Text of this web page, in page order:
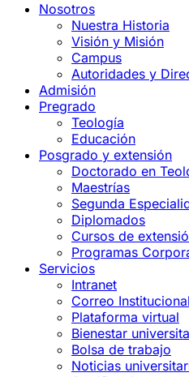
Nosotros
Nuestra Historia
Visión y Misión
Campus
Autoridades y
Admisión
Pregrado
Teología
Educación
Posgrado y extensión
Doctorado en
Maestrías
Segunda
Diplomados
Cursos de
Programas
Servicios
Intranet
Correo Institucional
Plataforma virtual
Bienestar
Bolsa de trabajo
Noticias